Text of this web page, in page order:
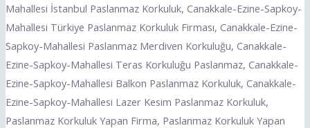
Mahallesi İstanbul Paslanmaz Korkuluk, Canakkale-Ezine-Sapkoy-
Mahallesi Türkiye Paslanmaz Korkuluk Firması, Canakkale-Ezine-
Sapkoy-Mahallesi Paslanmaz Merdiven Korkuluğu, Canakkale-
Ezine-Sapkoy-Mahallesi Teras Korkuluğu Paslanmaz, Canakkale-
Ezine-Sapkoy-Mahallesi Balkon Paslanmaz Korkuluk, Canakkale-
Ezine-Sapkoy-Mahallesi Lazer Kesim Paslanmaz Korkuluk,
Paslanmaz Korkuluk Yapan Firma, Paslanmaz Korkuluk Yapan